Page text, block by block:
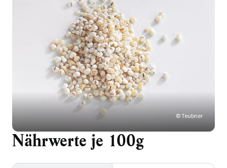
© Teubner
Nährwerte je 100g